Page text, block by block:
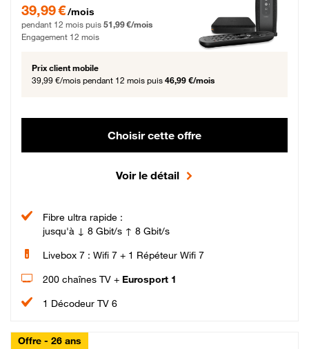
39,99 €/mois
pendant 12 mois puis 51,99 €/mois
Engagement 12 mois
Prix client mobile
39,99 €/mois pendant 12 mois puis 46,99 €/mois
Choisir cette offre
Voir le détail
Fibre ultra rapide :
jusqu'à ↓ 8 Gbit/s ↑ 8 Gbit/s
Livebox 7 : Wifi 7 + 1 Répéteur Wifi 7
200 chaînes TV + Eurosport 1
1 Décodeur TV 6
Offre - 26 ans